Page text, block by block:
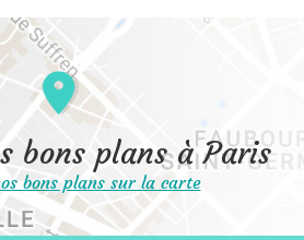
bons plans à Paris
bons plans sur la carte